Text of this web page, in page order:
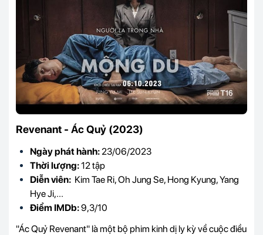
Revenant - Ác Quỷ (2023)
Ngày phát hành: 23/06/2023
Thời lượng:12 tập
Diễn viên: Kim Tae Ri, Oh Jung Se, Hong Kyung, Yang
Hye Ji,...
Điểm IMDb:9,3/10
"Ác Quỷ Revenant" là một bộ phim kinh dị ly kỳ về cuộc điều